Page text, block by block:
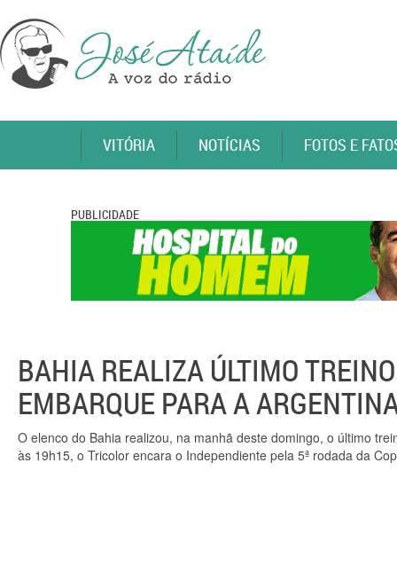
VITÓRIA NOTÍCIAS FOTOS E
PUBLICIDADE
BAHIA REALIZA ÚLTIMO
EMBARQUE PARA A
O elenco do Bahia realizou, na manhã deste domingo, o último
às 19h15, o Tricolor encara o Independiente pela 5ª rodada da